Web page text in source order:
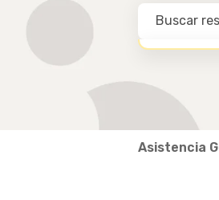
NO HAY
Asistencia